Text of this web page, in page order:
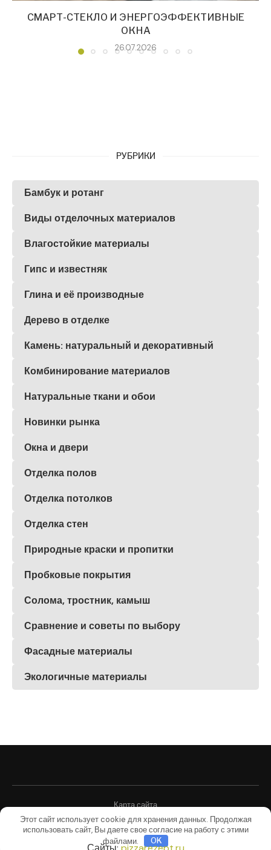
СМАРТ-СТЕКЛО И ЭНЕРГОЭФФЕКТИВНЫЕ
ОКНА
26.07.2026
РУБРИКИ
Бамбук и ротанг
Виды отделочных материалов
Влагостойкие материалы
Гипс и известняк
Глина и её производные
Дерево в отделке
Камень: натуральный и декоративный
Комбинирование материалов
Натуральные ткани и обои
Новинки рынка
Окна и двери
Отделка полов
Отделка потолков
Отделка стен
Природные краски и пропитки
Пробковые покрытия
Солома, тростник, камыш
Сравнение и советы по выбору
Фасадные материалы
Экологичные материалы
Карта сайта
@2025 - Все права защищены
Этот сайт использует cookie для хранения данных. Продолжая
использовать сайт, Вы даете свое согласие на работу с этими
файлами.
OK